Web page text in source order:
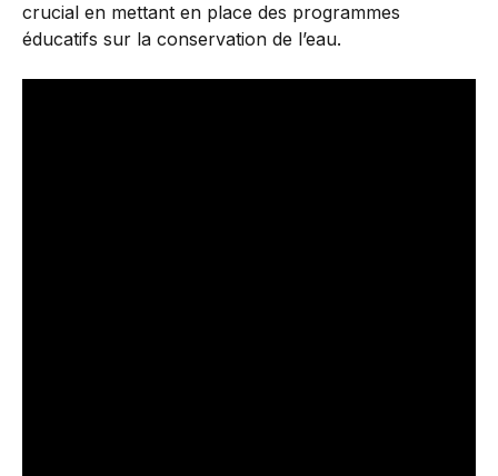
crucial en mettant en place des programmes
éducatifs sur la conservation de l’eau.